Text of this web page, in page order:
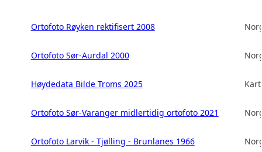
Ortofoto Røyken rektifisert 2008
Ortofoto Sør-Aurdal 2000
Høydedata Bilde Troms 2025
Ortofoto Sør-Varanger midlertidig ortofoto 2021
Ortofoto Larvik - Tjølling - Brunlanes 1966